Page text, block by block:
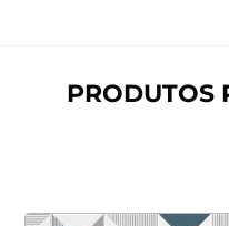
PRODUTOS